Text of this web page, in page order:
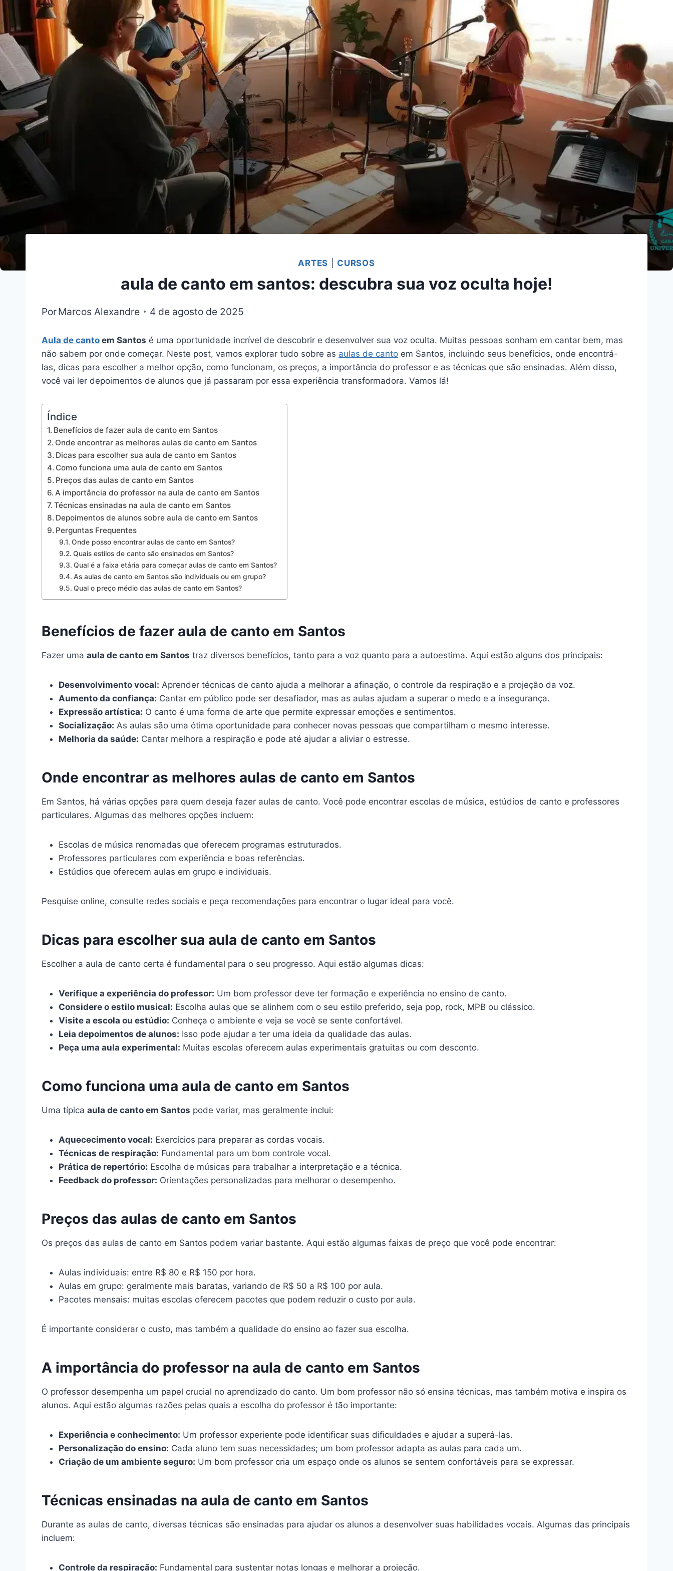
ARTES CURSOS
aula de canto em santos: descubra sua voz oculta hoje!
PorMarcos Alexandre 4 de agosto de 2025
Aula de canto em Santos é uma oportunidade incrível de descobrir e desenvolver sua voz oculta. Muitas pessoas sonham em cantar bem, mas
não sabem por onde começar. Neste post, vamos explorar tudo sobre as aulas de canto em Santos, incluindo seus benefícios, onde encontrá-
las, dicas para escolher a melhor opção, como funcionam, os preços, a importância do professor e as técnicas que são ensinadas. Além disso,
você vai ler depoimentos de alunos que já passaram por essa experiência transformadora. Vamos lá!
Índice
Benefícios de fazer aula de canto em Santos
Onde encontrar as melhores aulas de canto em Santos
Dicas para escolher sua aula de canto em Santos
Como funciona uma aula de canto em Santos
Preços das aulas de canto em Santos
A importância do professor na aula de canto em Santos
Técnicas ensinadas na aula de canto em Santos
Depoimentos de alunos sobre aula de canto em Santos
Perguntas Frequentes
Onde posso encontrar aulas de canto em Santos?
Quais estilos de canto são ensinados em Santos?
Qual é a faixa etária para começar aulas de canto em Santos?
As aulas de canto em Santos são individuais ou em grupo?
Qual o preço médio das aulas de canto em Santos?
Benefícios de fazer aula de canto em Santos
Fazer uma aula de canto em Santos traz diversos benefícios, tanto para a voz quanto para a autoestima. Aqui estão alguns dos principais:
Desenvolvimento vocal: Aprender técnicas de canto ajuda a melhorar a afinação, o controle da respiração e a projeção da voz.
Aumento da confiança: Cantar em público pode ser desafiador, mas as aulas ajudam a superar o medo e a insegurança.
Expressão artística: O canto é uma forma de arte que permite expressar emoções e sentimentos.
Socialização: As aulas são uma ótima oportunidade para conhecer novas pessoas que compartilham o mesmo interesse.
Melhoria da saúde: Cantar melhora a respiração e pode até ajudar a aliviar o estresse.
Onde encontrar as melhores aulas de canto em Santos
Em Santos, há várias opções para quem deseja fazer aulas de canto. Você pode encontrar escolas de música, estúdios de canto e professores
particulares. Algumas das melhores opções incluem:
Escolas de música renomadas que oferecem programas estruturados.
Professores particulares com experiência e boas referências.
Estúdios que oferecem aulas em grupo e individuais.
Pesquise online, consulte redes sociais e peça recomendações para encontrar o lugar ideal para você.
Dicas para escolher sua aula de canto em Santos
Escolher a aula de canto certa é fundamental para o seu progresso. Aqui estão algumas dicas:
Verifique a experiência do professor: Um bom professor deve ter formação e experiência no ensino de canto.
Considere o estilo musical: Escolha aulas que se alinhem com o seu estilo preferido, seja pop, rock, MPB ou clássico.
Visite a escola ou estúdio: Conheça o ambiente e veja se você se sente confortável.
Leia depoimentos de alunos: Isso pode ajudar a ter uma ideia da qualidade das aulas.
Peça uma aula experimental: Muitas escolas oferecem aulas experimentais gratuitas ou com desconto.
Como funciona uma aula de canto em Santos
Uma típica aula de canto em Santos pode variar, mas geralmente inclui:
Aquececimento vocal: Exercícios para preparar as cordas vocais.
Técnicas de respiração: Fundamental para um bom controle vocal.
Prática de repertório: Escolha de músicas para trabalhar a interpretação e a técnica.
Feedback do professor: Orientações personalizadas para melhorar o desempenho.
Preços das aulas de canto em Santos
Os preços das aulas de canto em Santos podem variar bastante. Aqui estão algumas faixas de preço que você pode encontrar:
Aulas individuais: entre R$ 80 e R$ 150 por hora.
Aulas em grupo: geralmente mais baratas, variando de R$ 50 a R$ 100 por aula.
Pacotes mensais: muitas escolas oferecem pacotes que podem reduzir o custo por aula.
É importante considerar o custo, mas também a qualidade do ensino ao fazer sua escolha.
A importância do professor na aula de canto em Santos
O professor desempenha um papel crucial no aprendizado do canto. Um bom professor não só ensina técnicas, mas também motiva e inspira os
alunos. Aqui estão algumas razões pelas quais a escolha do professor é tão importante:
Experiência e conhecimento: Um professor experiente pode identificar suas dificuldades e ajudar a superá-las.
Personalização do ensino: Cada aluno tem suas necessidades; um bom professor adapta as aulas para cada um.
Criação de um ambiente seguro: Um bom professor cria um espaço onde os alunos se sentem confortáveis para se expressar.
Técnicas ensinadas na aula de canto em Santos
Durante as aulas de canto, diversas técnicas são ensinadas para ajudar os alunos a desenvolver suas habilidades vocais. Algumas das principais
incluem:
Controle da respiração: Fundamental para sustentar notas longas e melhorar a projeção.